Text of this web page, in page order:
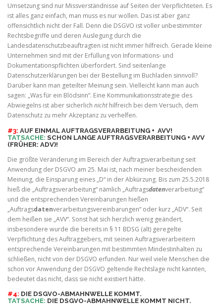
Umsetzung sind nur Missverständnisse auf Seiten der Verpflichteten. Es
ist alles ganz einfach, man muss es nur wollen. Das ist aber ganz
offensichtlich nicht der Fall. Denn die DSGVO ist voller unbestimmter
Rechtsbegriffe und deren Auslegung durch die
Landesdatenschutzbeauftragten ist nicht immer hilfreich. Gerade kleine
Unternehmen sind mit der Erfüllung von Informations- und
Dokumentationspflichten überfordert. Sind seitenlange
Datenschutzerklärungen bei der Bestellung im Buchladen sinnvoll?
Darüber kann man geteilter Meinung sein. Vielleicht kann man auch
sagen: „Was für ein Blödsinn“. Eine Kommunikationsstrategie des
Abwiegelns ist aber sicherlich nichthilfreich bei dem Versuch, dem
Datenschutz zu mehr Akzeptanz zu verhelfen.
#3: AUF EINMAL AUFTRAGSVERARBEITUNG + AVV!
TATSACHE: SCHON LANGE AUFTRAGSVERARBEITUNG + AVV
(FRÜHER: ADV)!
Die größte Veränderung im Bereich der Auftragsverarbeitung seit
Anwendung der DSGVO am 25. Mai ist, nach meiner bescheidenden
Meinung, die Einsparung eines „D“ in der Abkürzung. Bis zum 25.5.2018
hieß die „Auftragsverarbeitung“ nämlich „Auftragsdatenverarbeitung“
und die entsprechenden Vereinbarungen hießen
„Auftragsdatenverarbeitungsvereinbarungen“ oder kurz „ADV“. Seit
dem heißen sie „AVV“. Sonst hat sich herzlich wenig geändert,
insbesondere wurde die bereits in § 11 BDSG (alt) geregelte
Verpflichtung des Auftraggebers, mit seinen Auftragsverarbeitern
entsprechende Vereinbarungen mit bestimmten Mindestinhalten zu
schließen, nicht von der DSGVO erfunden. Nur weil viele Menschen die
schon vor Anwendung der DSGVO geltende Rechtslage nicht kannten,
bedeutet das nicht, dass sie nicht existiert hätte.
#4: DIE DSGVO-ABMAHNWELLE KOMMT.
TATSACHE: DIE DSGVO-ABMAHNWELLE KOMMT NICHT.